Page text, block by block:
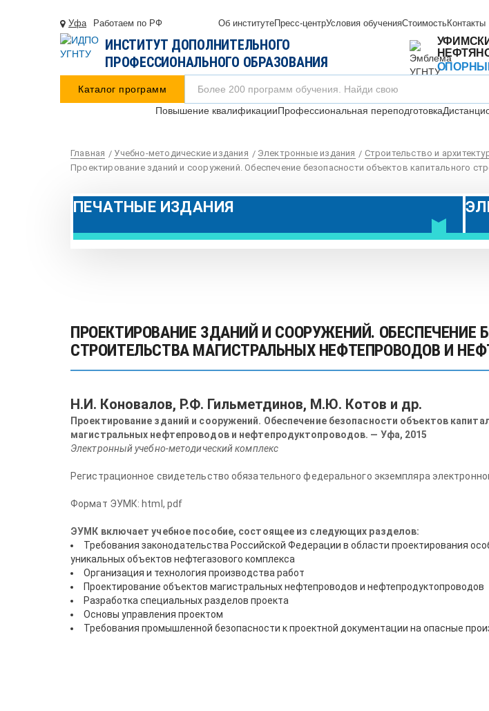
Уфа Работаем по РФ Об институтеПресс-центрУсловия обученияСтоимостьКонтакты
ИНСТИТУТ ДОПОЛНИТЕЛЬНОГО
ПРОФЕССИОНАЛЬНОГО ОБРАЗОВАНИЯ
Каталог программ
Повышение квалификацииПрофессиональная переподготовка
Главная Учебно-методические издания Электронные издания
Строительство и
Проектирование зданий и сооружений. Обеспечение безопасности объектов капитального
ПЕЧАТНЫЕ ИЗДАНИЯ
ПРОЕКТИРОВАНИЕ ЗДАНИЙ И СООРУЖЕНИЙ. ОБЕСПЕЧЕНИЕ
СТРОИТЕЛЬСТВА МАГИСТРАЛЬНЫХ НЕФТЕПРОВОДОВ И
Н.И. Коновалов, Р.Ф. Гильметдинов, М.Ю. Котов и др.
Проектирование зданий и сооружений. Обеспечение безопасности объектов
магистральных нефтепроводов и нефтепродуктопроводов. — Уфа, 2015
Электронный учебно-методический комплекс
Регистрационное свидетельство обязательного федерального экземпляра
Формат ЭУМК: html, pdf
ЭУМК включает учебное пособие, состоящее из следующих разделов:
Требования законодательства Российской Федерации в области проектирования
уникальных объектов нефтегазового комплекса
Организация и технология производства работ
Проектирование объектов магистральных нефтепроводов и нефтепродуктопроводов
Разработка специальных разделов проекта
Основы управления проектом
Требования промышленной безопасности к проектной документации на опасные